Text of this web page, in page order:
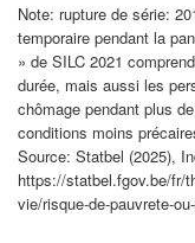
Note: rupture de série:
temporaire pendant la
» de SILC 2021
durée, mais aussi les
chômage pendant plus
conditions moins
Source: Statbel (2025),
https://statbel.fgov.be/fr/
vie/risque-de-pauvrete-